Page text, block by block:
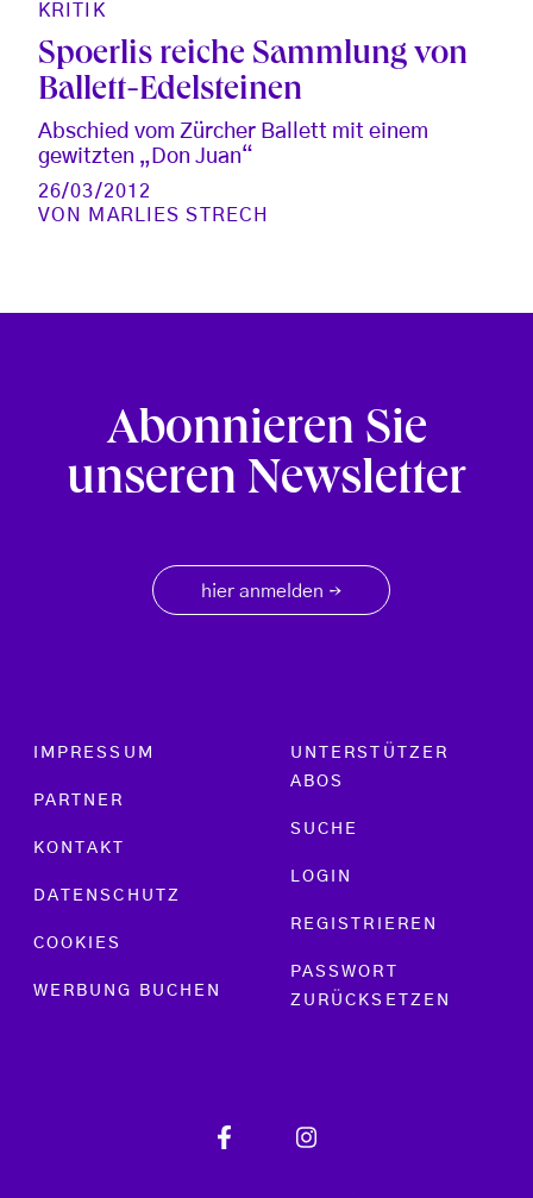
KRITIK
Spoerlis reiche Sammlung von
Ballett-Edelsteinen
Abschied vom Zürcher Ballett mit einem
gewitzten „Don Juan“
26/03/2012
VON MARLIES STRECH
Abonnieren Sie
unseren Newsletter
hier anmelden →
Footer menu
IMPRESSUM
PARTNER
KONTAKT
DATENSCHUTZ
COOKIES
WERBUNG BUCHEN
UNTERSTÜTZER
ABOS
SUCHE
LOGIN
REGISTRIEREN
PASSWORT
ZURÜCKSETZEN